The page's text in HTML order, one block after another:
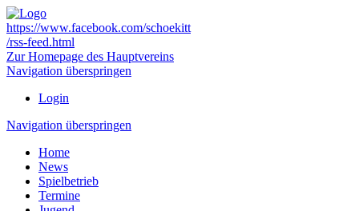
https://www.facebook.com/schoekitt
/rss-feed.html
Zur Homepage des Hauptvereins
Navigation überspringen
Login
Navigation überspringen
Home
News
Spielbetrieb
Termine